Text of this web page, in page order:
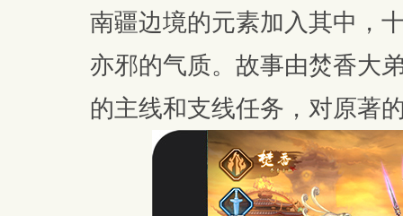
南疆边境的元素加入其中，
亦邪的气质。故事由焚香大
的主线和支线任务，对原著